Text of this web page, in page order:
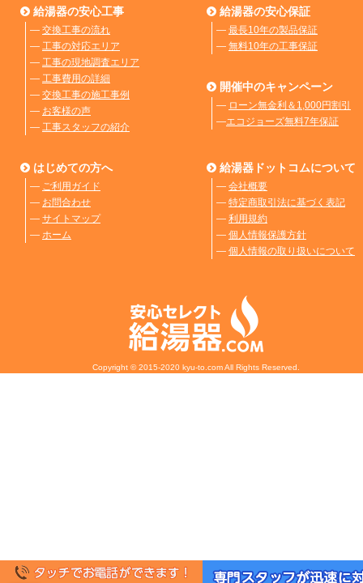
給湯器の安心工事
― 交換工事の流れ
― 工事の対応エリア
― 工事の現地調査エリア
― 工事費用の詳細
― 交換工事の施工事例
― お客様の声
― 工事スタッフの紹介
給湯器の安心保証
― 最長10年の製品保証
― 無料10年の工事保証
開催中のキャンペーン
― ローン無金利＆1,000円割引
―エコジョーズ無料7年保証
はじめての方へ
― ご利用ガイド
― お問合わせ
― サイトマップ
― ホーム
給湯器ドットコムについて
― 会社概要
― 特定商取引法に基づく表記
― 利用規約
― 個人情報保護方針
― 個人情報の取り扱いについて
Copyright © 2015-2020 kyu-to.com All Rights Reserved.